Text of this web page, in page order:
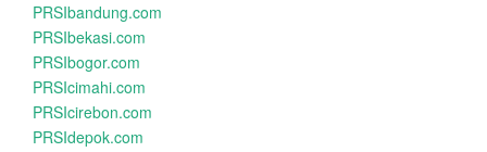
PRSIbandung.com
PRSIbekasi.com
PRSIbogor.com
PRSIcimahi.com
PRSIcirebon.com
PRSIdepok.com